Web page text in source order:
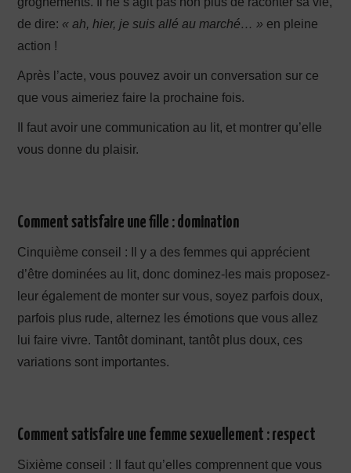
de dire: « ah, hier, je suis allé au marché… » en pleine
action !
Après l’acte, vous pouvez avoir un conversation sur ce
que vous aimeriez faire la prochaine fois.
Il faut avoir une communication au lit, et montrer qu’elle
vous donne du plaisir.
Comment satisfaire une fille : domination
Cinquième conseil : Il y a des femmes qui apprécient
d’être dominées au lit, donc dominez-les mais proposez-
leur également de monter sur vous, soyez parfois doux,
parfois plus rude, alternez les émotions que vous allez
lui faire vivre. Tantôt dominant, tantôt plus doux, ces
variations sont importantes.
Comment satisfaire une femme sexuellement : respect
Sixième conseil : Il faut qu’elles comprennent que vous